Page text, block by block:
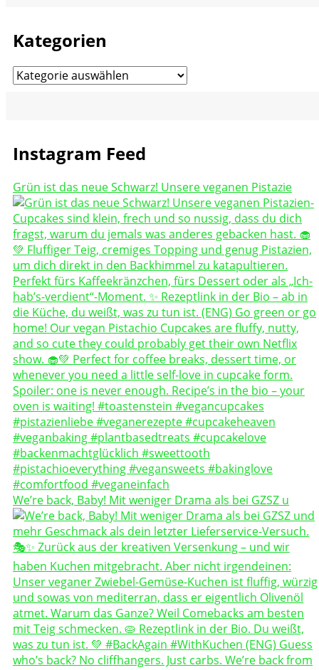
Kategorien
Kategorien
Instagram Feed
Grün ist das neue Schwarz! Unsere veganen Pistazie
We’re back, Baby! Mit weniger Drama als bei GZSZ u